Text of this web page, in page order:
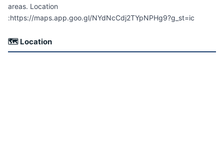
areas. Location
:https://maps.app.goo.gl/NYdNcCdj2TYpNPHg9?g_st=ic
🗺 Location